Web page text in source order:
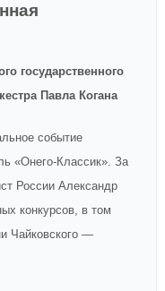
государственного
Павла Когана
событие
«Онего-Классик». За
России Александр
конкурсов, в том
Чайковского —